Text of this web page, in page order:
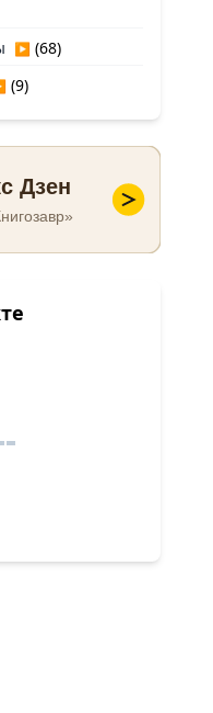
▶ (68)
(9)
Дзен